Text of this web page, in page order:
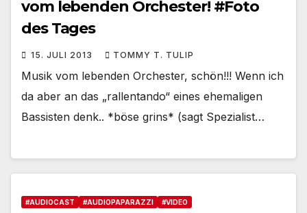
vom lebenden Orchester! #Foto
des Tages
15. JULI 2013 TOMMY T. TULIP
Musik vom lebenden Orchester, schön!!! Wenn ich
da aber an das „rallentando“ eines ehemaligen
Bassisten denk.. *böse grins* (sagt Spezialist…
#AUDIOCAST #AUDIOPAPARAZZI #VIDEO